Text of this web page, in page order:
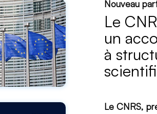
Nouveau
Le
un
à
Le CNRS,